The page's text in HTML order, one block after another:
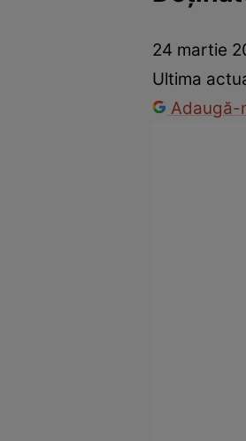
Dezvoltare personalăÎngrijire
24 martie
Ultima
Adaugă-